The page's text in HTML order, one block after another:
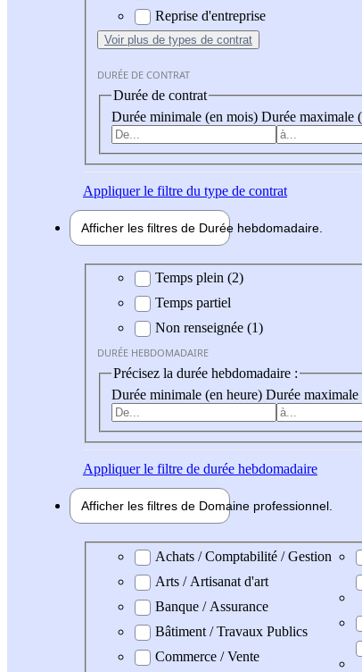
Reprise d'entreprise
Voir plus de types de contrat
DURÉE DE CONTRAT
Durée de contrat
Durée minimale (en mois) Durée maximale
Appliquerle filtre du type de contrat
Afficher les filtres de Durée hebdomadaire
Durée hebdomadaire
Temps plein (2)
Temps partiel
Non renseignée (1)
DURÉE HEBDOMADAIRE
Précisez la durée hebdomadaire :
Durée minimale (en heure) Durée maximale
Appliquerle filtre de durée hebdomadaire
Afficher les filtres de Domaine professionnel
Domaine professionel
Achats / Comptabilité / Gestion
Arts / Artisanat d'art
Banque / Assurance
Bâtiment / Travaux Publics
Commerce / Vente